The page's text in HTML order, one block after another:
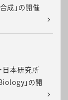
成」の開催
日本研究所
」の開